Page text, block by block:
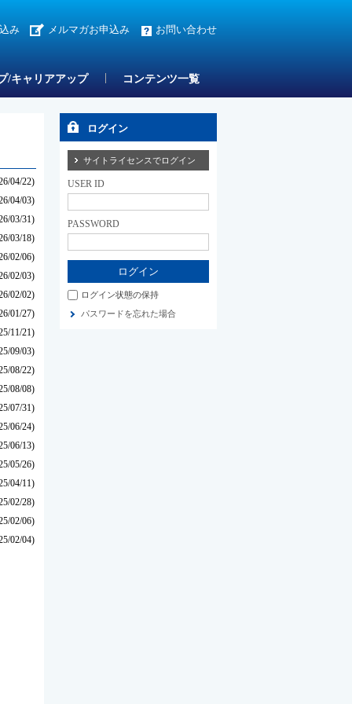
み メルマガお申込み お問い合わせ
/キャリアアップ コンテンツ一覧
04/22)
04/03)
03/31)
03/18)
02/06)
02/03)
02/02)
01/27)
11/21)
09/03)
08/22)
08/08)
07/31)
06/24)
06/13)
05/26)
04/11)
02/28)
02/06)
02/04)
ログイン
サイトライセンスでログイン
USER ID
PASSWORD
ログイン状態の保持
パスワードを忘れた場合